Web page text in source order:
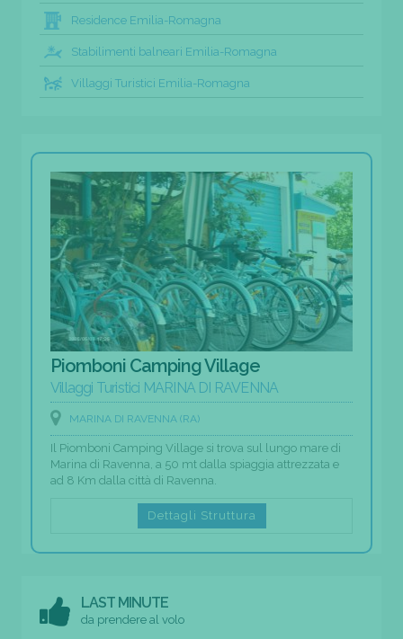
Residence Emilia-Romagna
Stabilimenti balneari Emilia-Romagna
Villaggi Turistici Emilia-Romagna
Piomboni Camping Village
Villaggi Turistici MARINA DI RAVENNA
MARINA DI RAVENNA (RA)
Il Piomboni Camping Village si trova sul lungo mare di
Marina di Ravenna, a 50 mt dalla spiaggia attrezzata e
ad 8 Km dalla città di Ravenna.
Dettagli Struttura
LAST MINUTE
da prendere al volo